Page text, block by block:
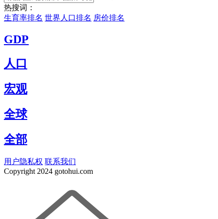
热搜词：
生育率排名 世界人口排名 房价排名
GDP
人口
宏观
全球
全部
用户隐私权 联系我们
Copyright 2024 gotohui.com